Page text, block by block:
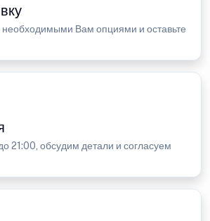
Вам опциями и оставьте
21:00, обсудим детали и согласуем